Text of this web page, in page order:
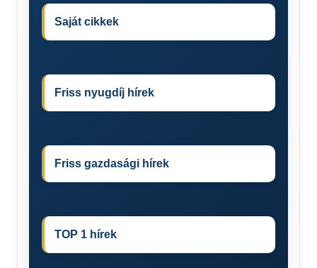
Saját cikkek
Friss nyugdíj hírek
Friss gazdasági hírek
TOP 1 hírek